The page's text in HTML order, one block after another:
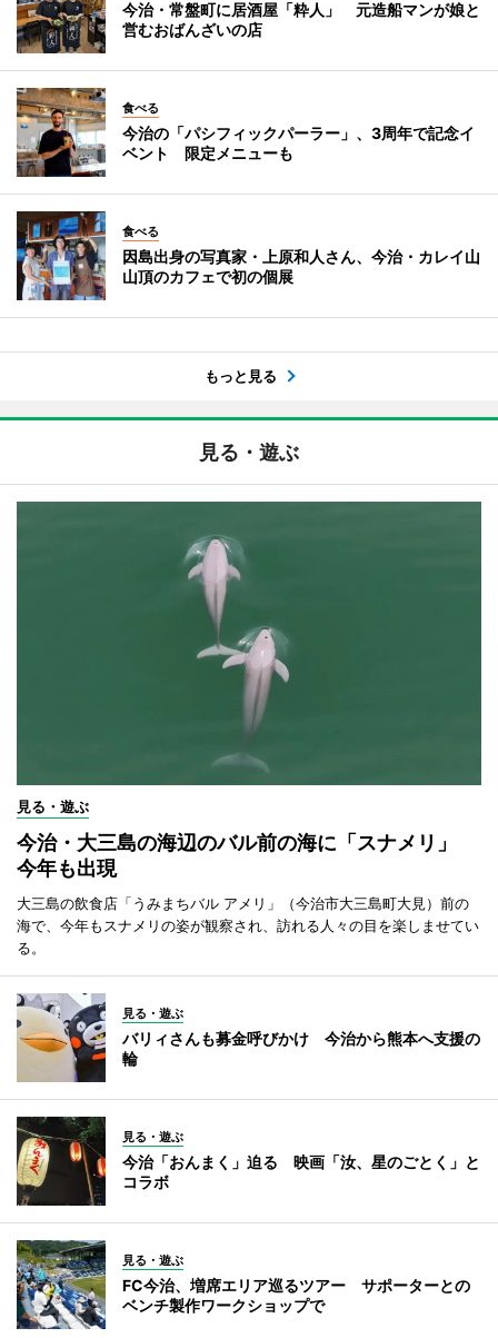
今治・常盤町に居酒屋「粋人」 元造船マンが娘と
営むおばんざいの店
食べる
今治の「パシフィックパーラー」、3周年で記念イ
ベント 限定メニューも
食べる
因島出身の写真家・上原和人さん、今治・カレイ山
山頂のカフェで初の個展
もっと見る
見る・遊ぶ
見る・遊ぶ
今治・大三島の海辺のバル前の海に「スナメリ」
今年も出現
大三島の飲食店「うみまちバル アメリ」（今治市大三島町大見）前の
海で、今年もスナメリの姿が観察され、訪れる人々の目を楽しませてい
る。
見る・遊ぶ
バリィさんも募金呼びかけ 今治から熊本へ支援の
輪
見る・遊ぶ
今治「おんまく」迫る 映画「汝、星のごとく」と
コラボ
見る・遊ぶ
FC今治、増席エリア巡るツアー サポーターとの
ベンチ製作ワークショップで